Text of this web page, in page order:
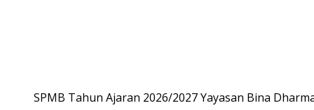
SPMB Tahun Ajaran 2026/2027 Yayasan Bina